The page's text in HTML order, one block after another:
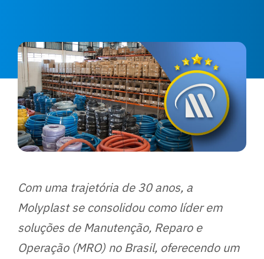
Com uma trajetória de 30 anos, a
Molyplast se consolidou como líder em
soluções de Manutenção, Reparo e
Operação (MRO) no Brasil, oferecendo um